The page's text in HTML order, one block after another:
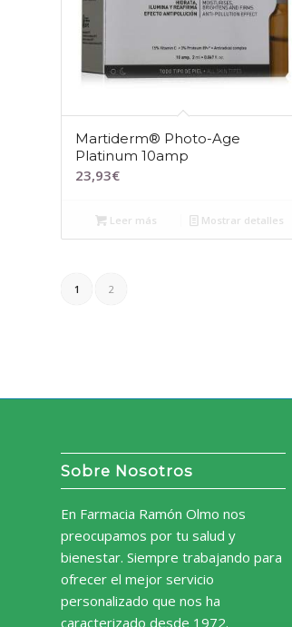
Martiderm® Photo-Age
Platinum 10amp
23,93€
Leer más Mostrar detalles
1 2
Sobre Nosotros
En Farmacia Ramón Olmo nos
preocupamos por tu salud y
bienestar. Siempre trabajando para
ofrecer el mejor servicio
personalizado que nos ha
caracterizado desde 1972.